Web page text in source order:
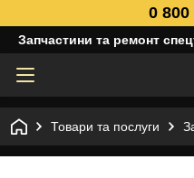
0 800
Запчастини та ремонт
Товари та послуги